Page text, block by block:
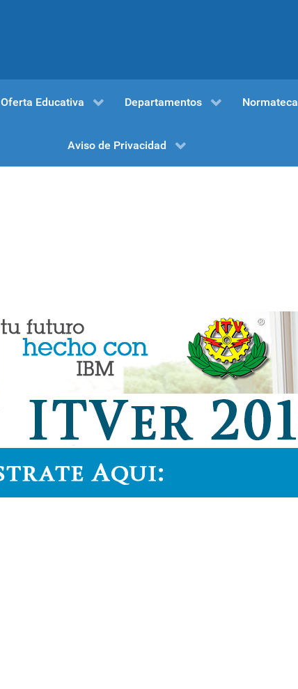
Oferta Educativa Departamentos Normateca
Aviso de Privacidad